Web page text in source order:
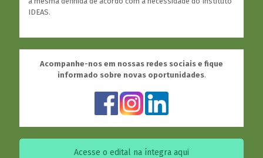
IDEAS.
Acompanhe-nos em nossas redes sociais e fique
informado sobre novas oportunidades.
Acesse o edital na íntegra aqui